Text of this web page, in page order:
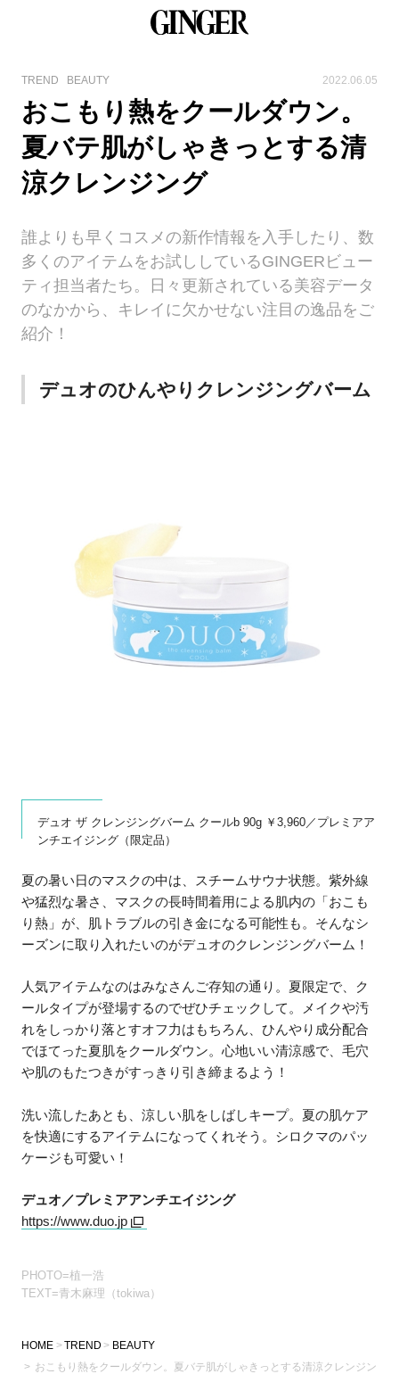
TREND BEAUTY 2022.06.05
おこもり熱をクールダウン。
夏バテ肌がしゃきっとする清
涼クレンジング
誰よりも早くコスメの新作情報を入手したり、数
多くのアイテムをお試ししているGINGERビュー
ティ担当者たち。日々更新されている美容データ
のなかから、キレイに欠かせない注目の逸品をご
紹介！
デュオのひんやりクレンジングバーム
デュオ ザ クレンジングバーム クールb 90g ￥3,960／プレミアア
ンチエイジング（限定品）
夏の暑い日のマスクの中は、スチームサウナ状態。紫外線
や猛烈な暑さ、マスクの長時間着用による肌内の「おこも
り熱」が、肌トラブルの引き金になる可能性も。そんなシ
ーズンに取り入れたいのがデュオのクレンジングバーム！
人気アイテムなのはみなさんご存知の通り。夏限定で、ク
ールタイプが登場するのでぜひチェックして。メイクや汚
れをしっかり落とすオフ力はもちろん、ひんやり成分配合
でほてった夏肌をクールダウン。心地いい清涼感で、毛穴
や肌のもたつきがすっきり引き締まるよう！
洗い流したあとも、涼しい肌をしばしキープ。夏の肌ケア
を快適にするアイテムになってくれそう。シロクマのパッ
ケージも可愛い！
デュオ／プレミアアンチエイジング
https://www.duo.jp
PHOTO=植一浩
TEXT=青木麻理（tokiwa）
HOME TREND
BEAUTY
おこもり熱をクールダウン。夏バテ肌がしゃきっとする清涼クレンジン